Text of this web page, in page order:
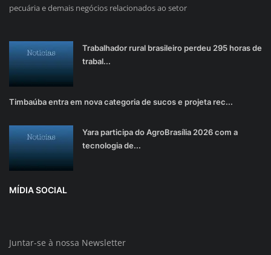
pecuária e demais negócios relacionados ao setor
Trabalhador rural brasileiro perdeu 295 horas de
trabal...
Timbaúba entra em nova categoria de sucos e projeta rec...
Yara participa do AgroBrasília 2026 com a
tecnologia de...
MÍDIA SOCIAL
Juntar-se à nossa Newsletter